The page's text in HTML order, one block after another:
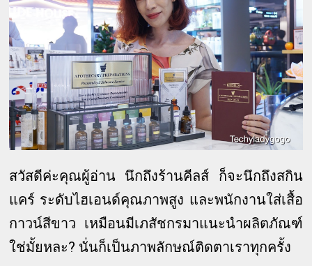
สวัสดีค่ะคุณผู้อ่าน นึกถึงร้านคีลส์ ก็จะนึกถึงสกิน
แคร์ ระดับไฮเอนด์คุณภาพสูง และพนักงานใส่เสื้อ
กาวน์สีขาว เหมือนมีเภสัชกรมาแนะนำผลิตภัณฑ์
ใช่มั้ยหละ? นั่นก็เป็นภาพลักษณ์ติดตาเราทุกครั้ง